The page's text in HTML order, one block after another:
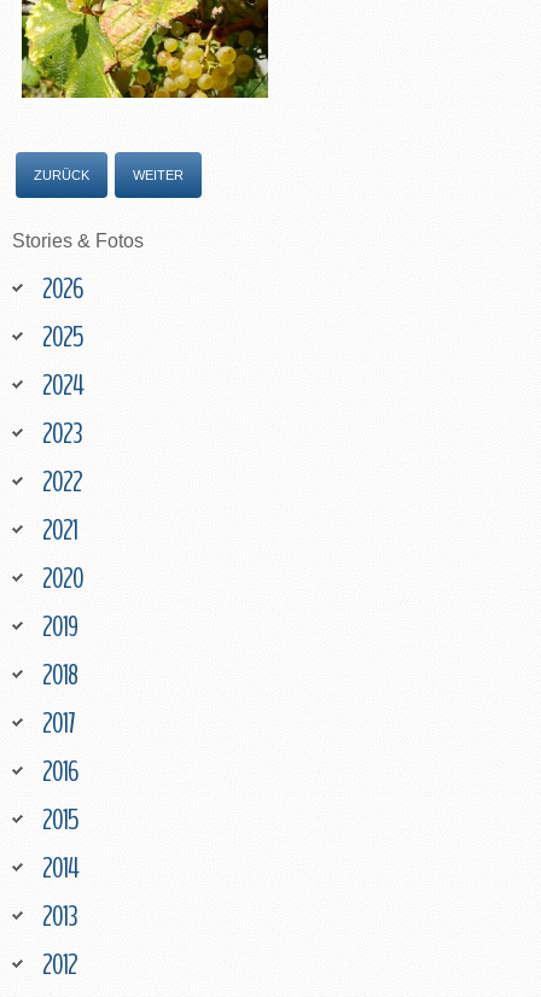
ZURÜCK WEITER
Stories & Fotos
2026
2025
2024
2023
2022
2021
2020
2019
2018
2017
2016
2015
2014
2013
2012